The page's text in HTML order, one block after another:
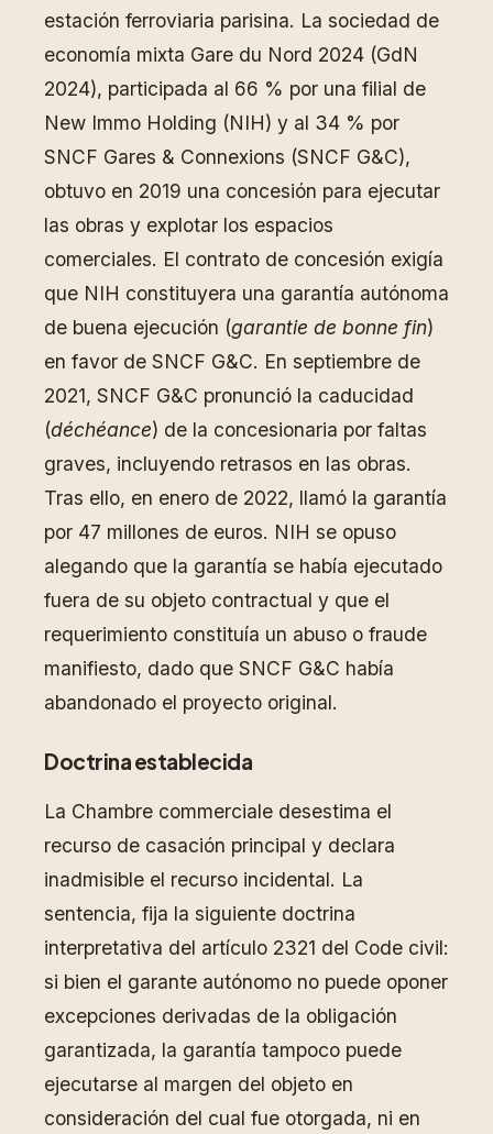
estación ferroviaria parisina. La sociedad de
economía mixta Gare du Nord 2024 (GdN
2024), participada al 66 % por una filial de
New Immo Holding (NIH) y al 34 % por
SNCF Gares & Connexions (SNCF G&C),
obtuvo en 2019 una concesión para ejecutar
las obras y explotar los espacios
comerciales. El contrato de concesión exigía
que NIH constituyera una garantía autónoma
de buena ejecución (garantie de bonne fin)
en favor de SNCF G&C. En septiembre de
2021, SNCF G&C pronunció la caducidad
(déchéance) de la concesionaria por faltas
graves, incluyendo retrasos en las obras.
Tras ello, en enero de 2022, llamó la garantía
por 47 millones de euros. NIH se opuso
alegando que la garantía se había ejecutado
fuera de su objeto contractual y que el
requerimiento constituía un abuso o fraude
manifiesto, dado que SNCF G&C había
abandonado el proyecto original.
Doctrina establecida
La Chambre commerciale desestima el
recurso de casación principal y declara
inadmisible el recurso incidental. La
sentencia, fija la siguiente doctrina
interpretativa del artículo 2321 del Code civil:
si bien el garante autónomo no puede oponer
excepciones derivadas de la obligación
garantizada, la garantía tampoco puede
ejecutarse al margen del objeto en
consideración del cual fue otorgada, ni en